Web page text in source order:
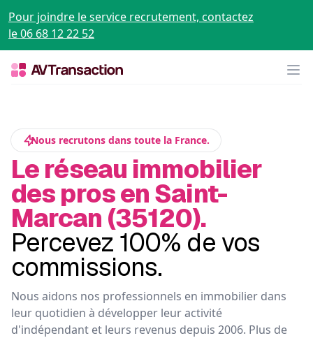
Pour joindre le service recrutement, contactez
le 06 68 12 22 52
Nous recrutons dans toute la France.
Le réseau immobilier
des pros en Saint-
Marcan (35120).
Percevez 100% de vos
commissions.
Nous aidons nos professionnels en immobilier dans
leur quotidien à développer leur activité
d'indépendant et leurs revenus depuis 2006. Plus de